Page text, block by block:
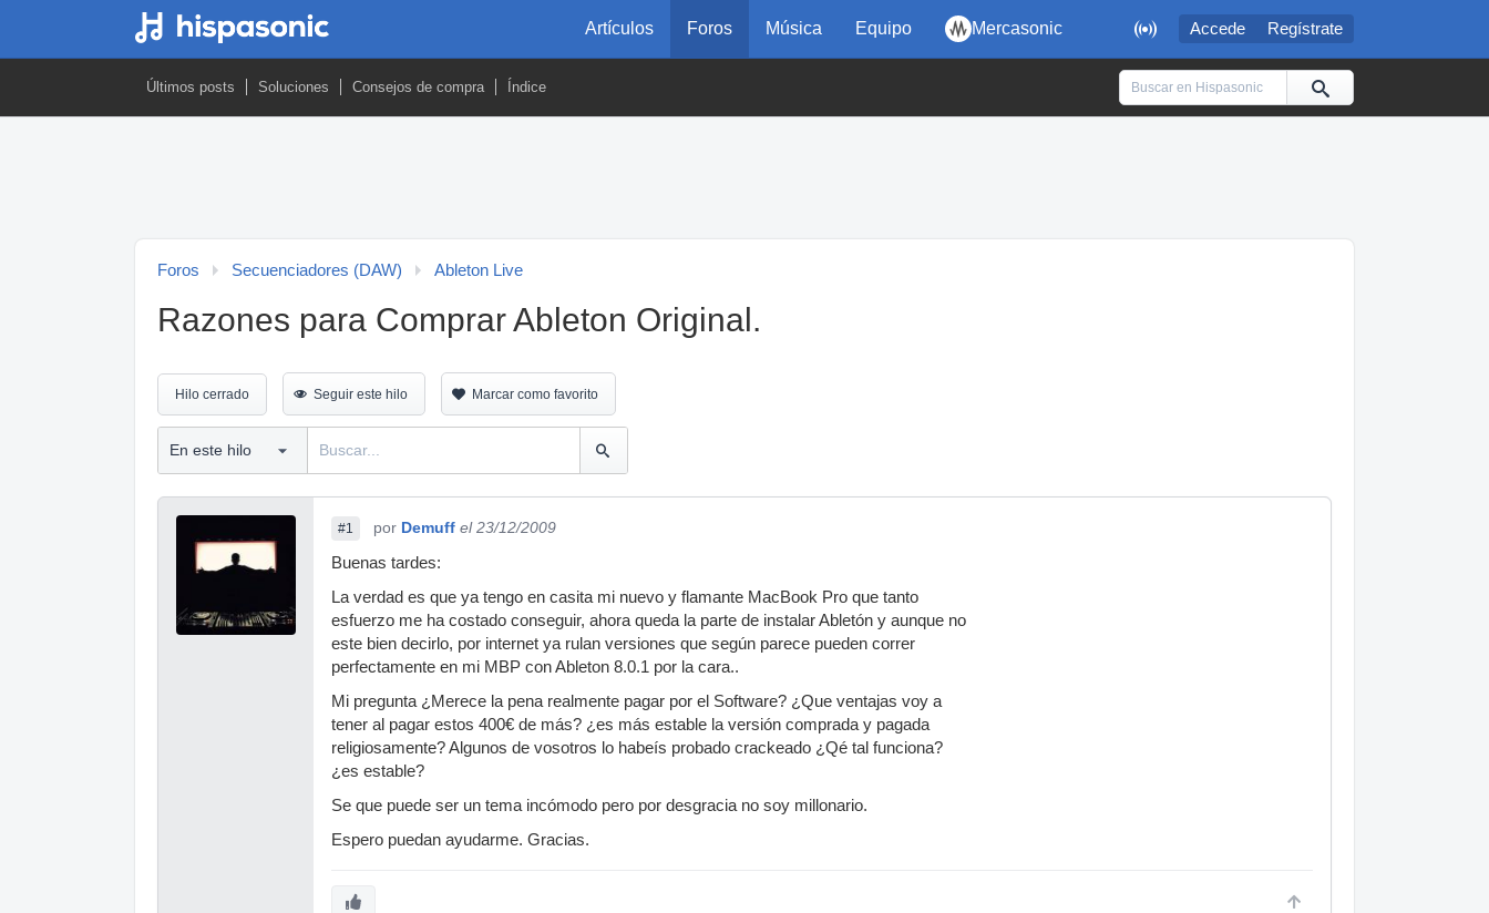
 Accede Regístrate
Artículos Foros Música Equipo Mercasonic
Últimos posts Soluciones Consejos de compra Índice
Foros Secuenciadores (DAW) Ableton Live
Razones para Comprar Ableton Original.
Hilo cerrado Seguir este hilo Marcar como favorito
#1 por Demuff el 23/12/2009
Buenas tardes:
La verdad es que ya tengo en casita mi nuevo y flamante MacBook Pro que tanto
esfuerzo me ha costado conseguir, ahora queda la parte de instalar Abletón y aunque no
este bien decirlo, por internet ya rulan versiones que según parece pueden correr
perfectamente en mi MBP con Ableton 8.0.1 por la cara..
Mi pregunta ¿Merece la pena realmente pagar por el Software? ¿Que ventajas voy a
tener al pagar estos 400€ de más? ¿es más estable la versión comprada y pagada
religiosamente? Algunos de vosotros lo habeís probado crackeado ¿Qé tal funciona?
¿es estable?
Se que puede ser un tema incómodo pero por desgracia no soy millonario.
Espero puedan ayudarme. Gracias.